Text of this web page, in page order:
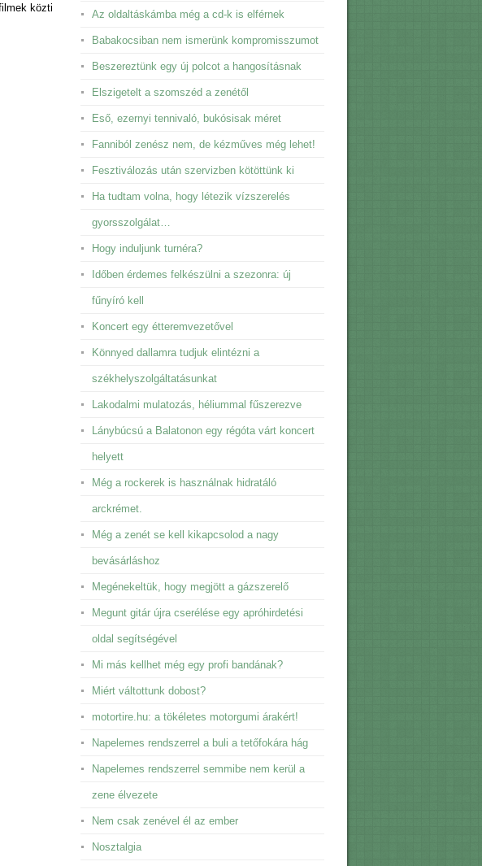
közti
Az oldaltáskámba még a cd-k is elférnek
Babakocsiban nem ismerünk kompromisszumot
Beszereztünk egy új polcot a hangosításnak
Elszigetelt a szomszéd a zenétől
Eső, ezernyi tennivaló, bukósisak méret
Fanniból zenész nem, de kézműves még lehet!
Fesztiválozás után szervizben kötöttünk ki
Ha tudtam volna, hogy létezik vízszerelés
gyorsszolgálat…
Hogy induljunk turnéra?
Időben érdemes felkészülni a szezonra: új
fűnyíró kell
Koncert egy étteremvezetővel
Könnyed dallamra tudjuk elintézni a
székhelyszolgáltatásunkat
Lakodalmi mulatozás, héliummal fűszerezve
Lánybúcsú a Balatonon egy régóta várt koncert
helyett
Még a rockerek is használnak hidratáló
arckrémet.
Még a zenét se kell kikapcsolod a nagy
bevásárláshoz
Megénekeltük, hogy megjött a gázszerelő
Megunt gitár újra cserélése egy apróhirdetési
oldal segítségével
Mi más kellhet még egy profi bandának?
Miért váltottunk dobost?
motortire.hu: a tökéletes motorgumi árakért!
Napelemes rendszerrel a buli a tetőfokára hág
Napelemes rendszerrel semmibe nem kerül a
zene élvezete
Nem csak zenével él az ember
Nosztalgia